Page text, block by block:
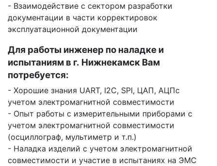
- Взаимодействие с сектором разработки
документации в части корректировок
эксплуатационной документации
Для работы инженер по наладке и
испытаниям в г. Нижнекамск Вам
потребуется:
- Хорошие знания UART, I2C, SPI, ЦАП, АЦПс
учетом электромагнитной совместимости
- Опыт работы с измерительными приборами с
учетом электромагнитной совместимости
(осциллограф, мультиметр и т.п.)
- Наладка изделий с учетом электромагнитной
совместимости и участие в испытаниях на ЭМС